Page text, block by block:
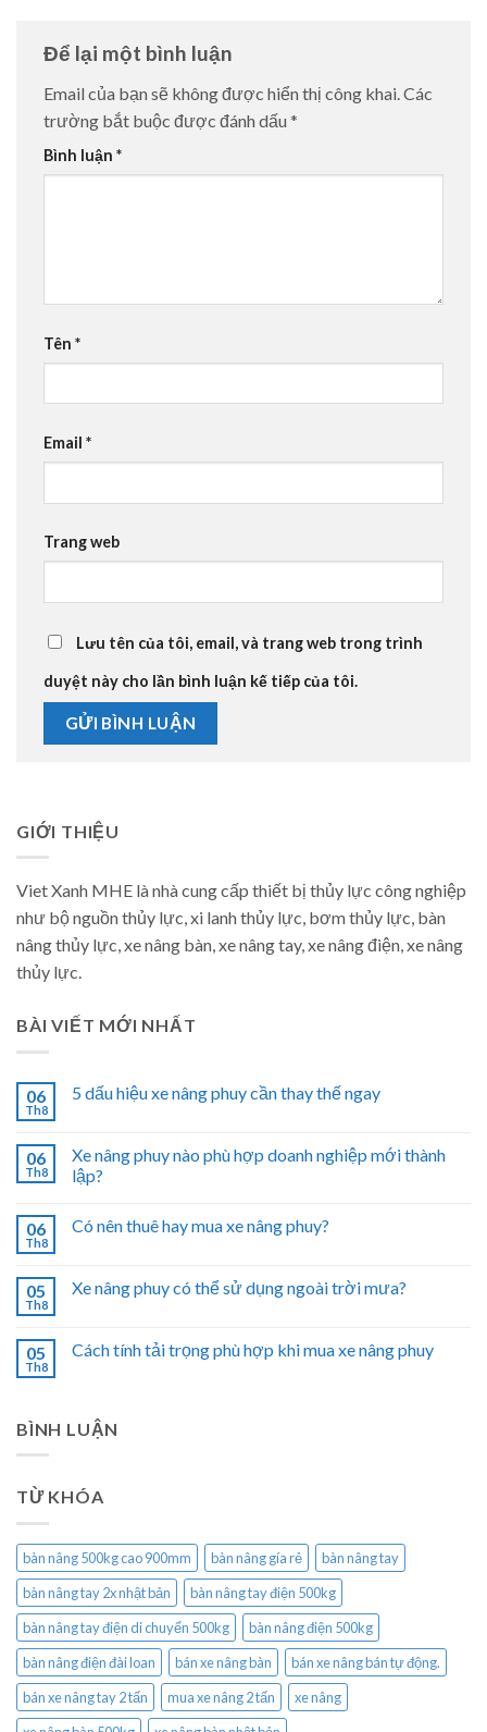
Để lại một bình luận
Email của bạn sẽ không được hiển thị công khai.Các
trường bắt buộc được đánh dấu *
Bình luận *
Tên *
Email *
Trang web
Lưu tên của tôi, email, và trang web trong trình
duyệt này cho lần bình luận kế tiếp của tôi.
GIỚI THIỆU
Viet Xanh MHE là nhà cung cấp thiết bị thủy lực công nghiệp
như bộ nguồn thủy lực, xi lanh thủy lực, bơm thủy lực, bàn
nâng thủy lực, xe nâng bàn, xe nâng tay, xe nâng điện, xe nâng
thủy lực.
BÀI VIẾT MỚI NHẤT
06
Th8
5 dấu hiệu xe nâng phuy cần thay thế ngay
06
Th8
Xe nâng phuy nào phù hợp doanh nghiệp mới thành
lập?
06
Th8
Có nên thuê hay mua xe nâng phuy?
05
Th8
Xe nâng phuy có thể sử dụng ngoài trời mưa?
05
Th8
Cách tính tải trọng phù hợp khi mua xe nâng phuy
BÌNH LUẬN
TỪ KHÓA
bàn nâng 500kg cao 900mm bàn nâng gía rẻ
bàn nâng tay
bàn nâng tay 2x nhật bản
bàn nâng tay điện 500kg
bàn nâng tay điện di chuyển 500kg
bàn nâng điện 500kg
bàn nâng điện đài loan
bán xe nâng bàn
bán xe nâng bán tự động.
bán xe nâng tay 2 tấn
mua xe nâng 2 tấn
xe nâng